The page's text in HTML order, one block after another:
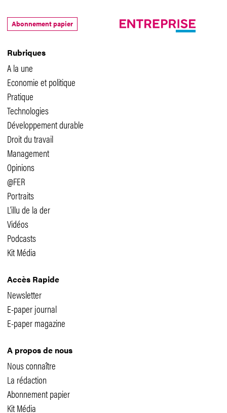
Rubriques
A la une
Economie et politique
Pratique
Technologies
Développement durable
Droit du travail
Management
Opinions
@FER
Portraits
L'illu de la der
Vidéos
Podcasts
Kit Média
Accès Rapide
Newsletter
E-paper journal
E-paper magazine
A propos de nous
Nous connaître
La rédaction
Abonnement papier
Kit Média
Abonnement papier